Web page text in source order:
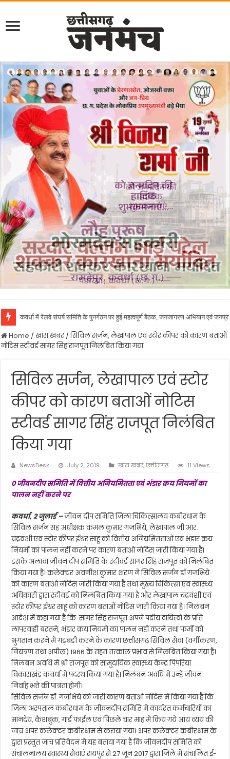
कवर्धा में रेलवे संघर्ष समिति के पुनर्गठन पर हुई महत्वपूर्ण बैठक, जनजागरण अभियान एवं
Home /खास खबर /सिविल सर्जन, लेखापाल एवं स्टोर कीपर को कारण बताओं
नोटिस स्टीवर्ड सागर सिंह राजपूत निलंबित किया गया
सिविल सर्जन, लेखापाल एवं स्टोर
कीपर को कारण बताओं नोटिस
स्टीवर्ड सागर सिंह राजपूत निलंबित
किया गया
NewsDesk July 2, 2019 खास खबर,छत्तीसगढ़ 11 Views
0 जीवनदीप समिति में वित्तीय अनियमितता एवं भंडार क्रय नियमों का
पालन नहीं करने पर
कवर्धा, 2 जुलाई –जीवन दीप समिति जिला चिकित्सालय कबीरधाम के
सिविल सर्जन सह अधीक्षक कमल कुमार गजभिये, लेखापाल जी.आर.
चंद्रवंशी एवं स्टोर कीपर ईश्वर साहू को वित्तीय अनियमितताओं एवं भंडार क्रय
नियमों का पालन नहीं करने पर कारण बताओं नोटिस जारी किया गया है।
इसके अलावा जीवन दीप समिति के स्टीवर्ड सागर सिंह राजपूत को निलंबित
किया गया है। कलेक्टर अवनीश कुमार शरण ने सिविल सर्जन डॉ गजभिये
को कारण बताओं नोटिस जारी किया गया है तथा मुख्य चिकित्सा एवं स्वास्थ्य
अधिकारी द्वारा स्टीवर्ड को निलंबित किया गया है और लेखापाल चंद्रवंशी एवं
स्टोर कीपर ईश्वर साहू को कारण बताओं नोटिस जारी किया गया है। निलंबन
आदेश में कहा गया है कि सागर सिंह राजपूत अपने पदीय दायित्वों के प्रति
लापरवाही बरतने, भंडार क्रय नियमों का पालन नहीं करने तथा फर्मो को
भुगतान करने में गड़बड़ी करने के कारण छत्तीसगढ़ सिविल सेवा (वर्गीकरण,
नियंत्रण तथा अपील) 1966 के तहत तत्काल प्रभाव से निलंबित किया गया है।
निलंबन अवधि में श्री राजपूत को सामुदायिक स्वास्थ्य केन्द्र पिपरिया
विकासखंड कवर्धा में पदस्थ किया गया है। निलंबन अवधि में उन्हें जीवन
निर्वाह भत्ते की पात्रता होगी।
सिविल सर्जन डॉ. गजभिये को जारी कारण बताओ नोटिस में किया गया है कि
जिला अस्पताल कबीरधाम के जीवनदीप समिति में कार्यरत कर्मचारियों का
मानदेय, कैशबुक, गार्ड फाईल एवं पिछले चार माह में किय गये आय व्यय की
जांच अपर कलेक्टर कबीरधाम से कराया गया। अपर कलेक्टर कबीरधाम के
द्वारा प्रस्तुत जांच प्रतिवेदन में यह बताया गया है कि जीवनदीप समिति को
संचालनालय स्वास्थ्य सेवाएं रायपुर से 27 जून 2017 द्वारा जिले में संचालित ई-